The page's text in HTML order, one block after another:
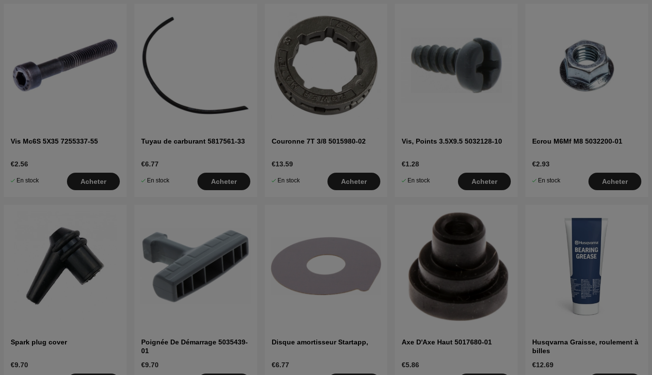
Vis Mc6S 5X35 7255337-55
€2.56
En stock Acheter
Tuyau de carburant 5817561-33
€6.77
En stock Acheter
Couronne 7T 3/8 5015980-02
€13.59
En stock Acheter
Vis, Points 3.5X9.5 5032128-10
€1.28
En stock Acheter
Ecrou M6Mf M8 5032200-01
€2.93
En stock Acheter
Spark plug cover
€9.70
Poignée De Démarrage 5035439-
01
€9.70
Disque amortisseur Startapp,
€6.77
Axe D'Axe Haut 5017680-01
€5.86
Husqvarna Graisse, roulement à
billes
€12.69